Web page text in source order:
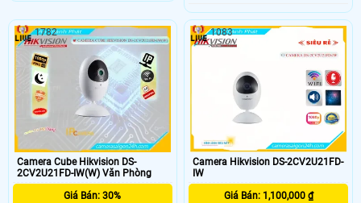
Camera Cube Hikvision DS-
2CV2U21FD-IW(W) Văn Phòng
Giá Bán: 30%
1782
Camera Hikvision DS-2CV2U21FD-
IW
Giá Bán: 1,100,000 ₫
1083